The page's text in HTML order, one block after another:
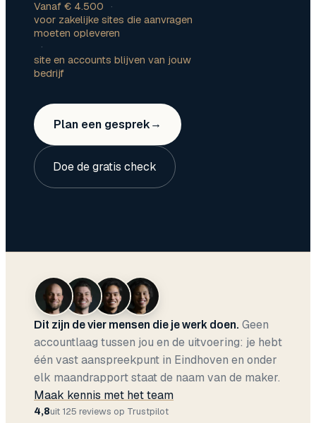
Vanaf € 4.500
·
voor zakelijke sites die aanvragen
moeten opleveren
·
site en accounts blijven van jouw
bedrijf
Plan een gesprek →
Doe de gratis check
Dit zijn de vier mensen die je werk doen. Geen
accountlaag tussen jou en de uitvoering: je hebt
één vast aanspreekpunt in Eindhoven en onder
elk maandrapport staat de naam van de maker.
Maak kennis met het team
4,8uit 125 reviews op Trustpilot